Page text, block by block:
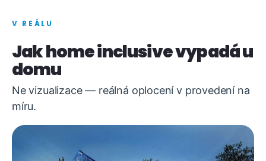
V REÁLU
Jak home inclusive vypadá u
domu
Ne vizualizace — reálná oplocení v provedení na
míru.